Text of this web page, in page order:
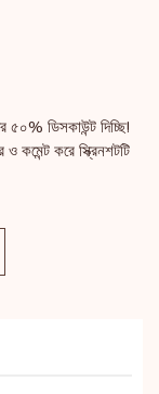
৫০% ডিসকাউন্ট দিচ্ছি!
কমেন্ট করে স্ক্রিনশটটি